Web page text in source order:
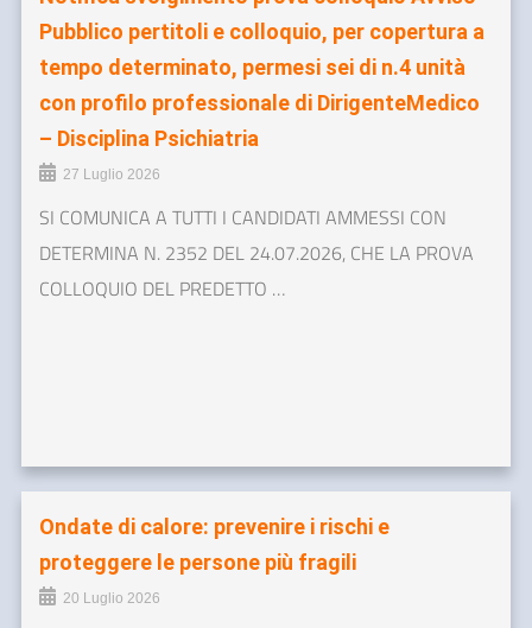
Pubblico pertitoli e colloquio, per copertura a
tempo determinato, permesi sei di n.4 unità
con profilo professionale di DirigenteMedico
– Disciplina Psichiatria
27 Luglio 2026
SI COMUNICA A TUTTI I CANDIDATI AMMESSI CON
DETERMINA N. 2352 DEL 24.07.2026, CHE LA PROVA
COLLOQUIO DEL PREDETTO …
Ondate di calore: prevenire i rischi e
proteggere le persone più fragili
20 Luglio 2026